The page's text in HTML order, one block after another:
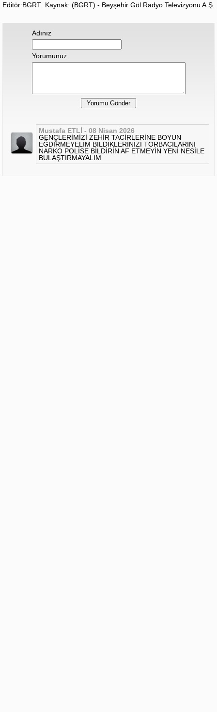
Editör:BGRT Kaynak: (BGRT) - Beyşehir Göl Radyo Televizyonu A.Ş.
Adınız
Yorumunuz
Mustafa ETLİ - 08 Nisan 2026
GENÇLERİMİZİ ZEHİR TACİRLERİNE BOYUN
EĞDİRMEYELİM BİLDİKLERİNİZİ TORBACILARINI
NARKO POLİSE BİLDİRİN AF ETMEYİN YENİ NESİLE
BULAŞTIRMAYALIM